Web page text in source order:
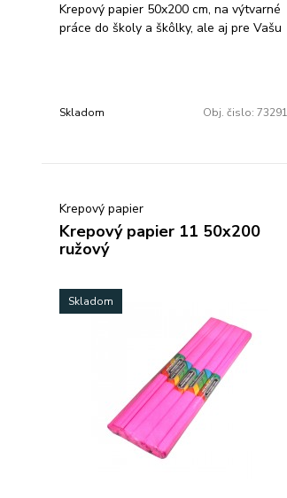
Krepový papier 50x200 cm, na výtvarné
práce do školy a škôlky, ale aj pre Vašu
Skladom Obj. čislo:
Krepový papier
Krepový papier 11 50x200
ružový
Skladom